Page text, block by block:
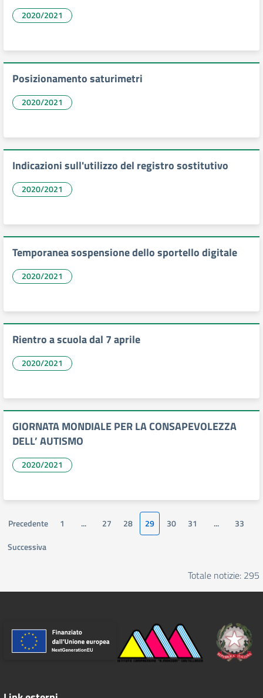
2020/2021
Posizionamento saturimetri
2020/2021
Indicazioni sull'utilizzo del registro sostitutivo
2020/2021
Temporanea sospensione dello sportello digitale
2020/2021
Rientro a scuola dal 7 aprile
2020/2021
GIORNATA MONDIALE PER LA CONSAPEVOLEZZA
DELL’ AUTISMO
2020/2021
Precedente 1 ... 27 28 29 30 31 ...
33
Successiva
Totale notizie: 295